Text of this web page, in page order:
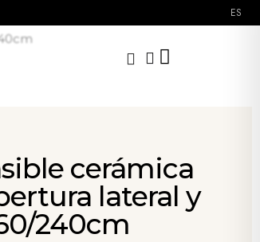
ES
cerámica
lateral y
240cm